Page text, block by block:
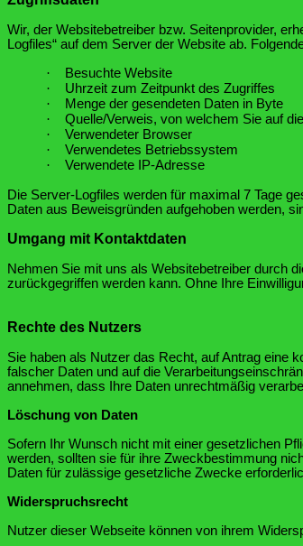
Wir, der Websitebetreiber bzw. Seitenprovider,
Logfiles“ auf dem Server der Website ab.
·
Besuchte Website
·
Uhrzeit zum Zeitpunkt des Zugriffes
·
Menge der gesendeten Daten in Byte
·
Quelle/Verweis, von welchem Sie auf
·
Verwendeter Browser
·
Verwendetes Betriebssystem
·
Verwendete IP-Adresse
Die Server-Logfiles werden für maximal 7 Tage
Daten aus Beweisgründen aufgehoben werden,
Umgang mit Kontaktdaten
Nehmen Sie mit uns als Websitebetreiber durch
zurückgegriffen werden kann. Ohne Ihre
Rechte des Nutzers
Sie haben als Nutzer das Recht, auf Antrag eine
falscher Daten und auf die
annehmen, dass Ihre Daten unrechtmäßig
Löschung von Daten
Sofern Ihr Wunsch nicht mit einer gesetzlichen
werden, sollten sie für ihre Zweckbestimmung
Daten für zulässige gesetzliche Zwecke
Widerspruchsrecht
Nutzer dieser Webseite können von ihrem